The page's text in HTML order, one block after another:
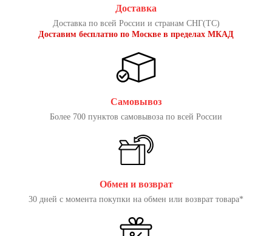
Доставка
Доставка по всей России и странам СНГ(ТС)
Доставим бесплатно по Москве в пределах МКАД
Самовывоз
Более 700 пунктов самовывоза по всей России
Обмен и возврат
30 дней с момента покупки на обмен или возврат товара*